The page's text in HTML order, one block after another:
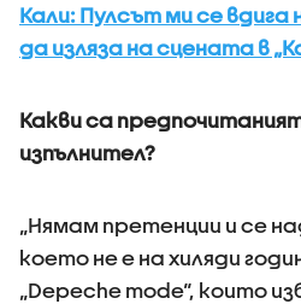
Кали: Пулсът ми се вдига
да изляза на сцената в
Какви са
изпълнител?
„Нямам претенции и се
което не е на хиляди
„Depeche mode“, които